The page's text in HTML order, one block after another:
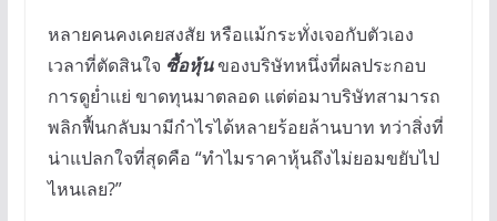
หลายคนคงเคยสงสัย หรือแม้กระทั่งเจอกับตัวเอง
เวลาที่ตัดสินใจ ซื้อหุ้นของบริษัทหนึ่งที่ผลประกอบ
การดูย่ำแย่ ขาดทุนมาตลอด แต่ต่อมาบริษัทสามารถ
พลิกฟื้นกลับมามีกำไรได้หลายร้อยล้านบาท ทว่าสิ่งที่
น่าแปลกใจที่สุดคือ “ทำไมราคาหุ้นถึงไม่ยอมขยับไป
ไหนเลย?”